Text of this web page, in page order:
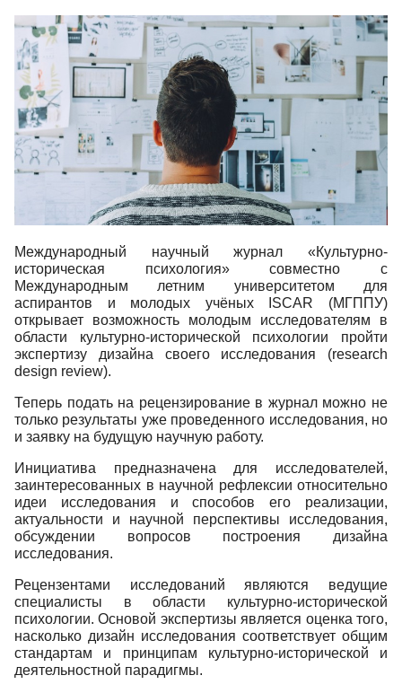
Международный научный журнал «Культурно-
историческая психология» совместно c
Международным летним университетом для
аспирантов и молодых учёных ISCAR (МГППУ)
открывает возможность молодым исследователям в
области культурно-исторической психологии пройти
экспертизу дизайна своего исследования (research
design review).
Теперь подать на рецензирование в журнал можно не
только результаты уже проведенного исследования, но
и заявку на будущую научную работу.
Инициатива предназначена для исследователей,
заинтересованных в научной рефлексии относительно
идеи исследования и способов его реализации,
актуальности и научной перспективы исследования,
обсуждении вопросов построения дизайна
исследования.
Рецензентами исследований являются ведущие
специалисты в области культурно-исторической
психологии. Основой экспертизы является оценка того,
насколько дизайн исследования соответствует общим
стандартам и принципам культурно-исторической и
деятельностной парадигмы.